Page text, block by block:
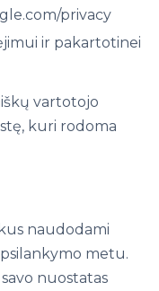
privacy
ir pakartotinei
vartotojo
kuri rodoma
naudodami
metu.
nuostatas